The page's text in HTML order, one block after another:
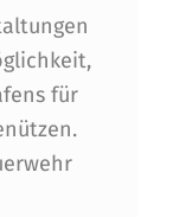
für